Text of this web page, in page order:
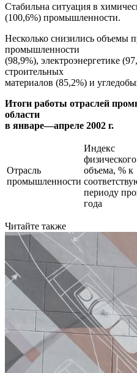
Стабильна ситуация в
(100,6%) промышленности.
Несколько снизились объемы
промышленности
(98,9%), электроэнергетике
строительных
материалов (85,2%) и
Итоги работы отраслей
области
в январе—апреле 2002 г.
Отрасль
промышленности
Индекс
физического
объема, % к
периоду
года
Читайте также